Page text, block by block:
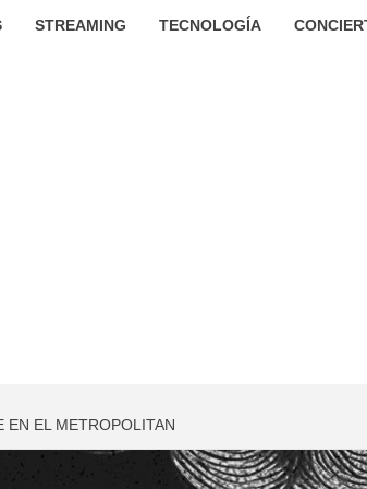
STREAMING TECNOLOGÍA
EN EL METROPOLITAN